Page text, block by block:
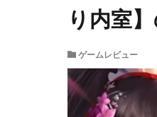
り内室
ゲームレビュー